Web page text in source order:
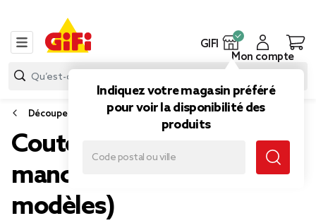
GIFI
Indiquez votre magasin préféré
pour voir la disponibilité des
produits
Mon compte
Découpe
Couteau d'office inox
manche plastique (3
modèles)